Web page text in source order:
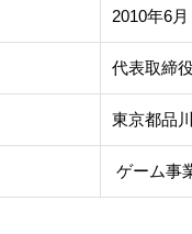
2010年6月
代表取締
東京都品
ゲーム事